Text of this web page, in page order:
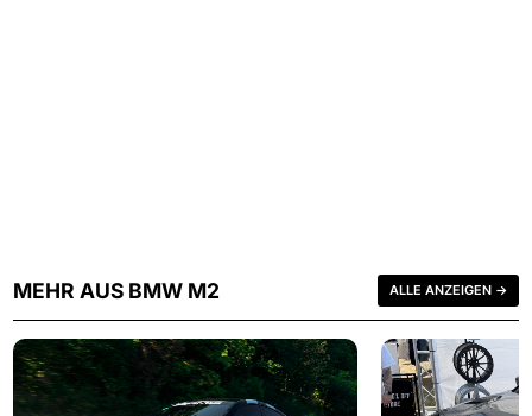
MEHR AUS BMW M2 ALLE ANZEIGEN →